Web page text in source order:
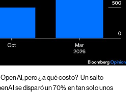
pero ¿a qué costo? Un salto
se disparó un 70% en tan solo unos